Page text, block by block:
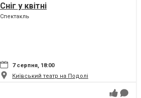
Сніг у квітні
Спектакль
7 серпня, 18:00
Київський театр на Подолі